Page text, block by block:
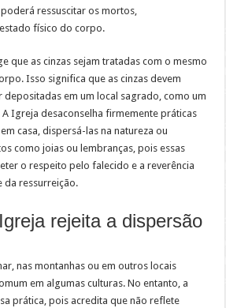
ressuscitar os mortos,
físico do corpo.
que as cinzas sejam tratadas com o mesmo
Isso significa que as cinzas devem
depositadas em um local sagrado, como um
Igreja desaconselha firmemente práticas
casa, dispersá-las na natureza ou
como joias ou lembranças, pois essas
o respeito pelo falecido e a reverência
da ressurreição.
rejeita a dispersão
nas montanhas ou em outros locais
em algumas culturas. No entanto, a
prática, pois acredita que não reflete